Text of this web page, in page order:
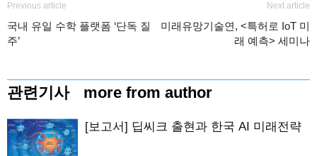
Previous article
국내 유일 수학 플랫폼 ‘단독 질
주’
Next article
미래유망기술연, <특허로 IoT 미
래 예측> 세미나
관련기사 more from author
[보고서] 딥씨크 출현과 한국 AI 미래전략